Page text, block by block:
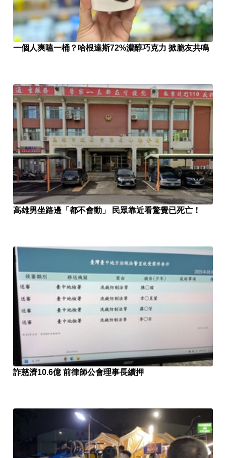
一個人爽嗑一桶？哈根達斯72%濃醇巧克力 掀脆友共鳴
高雄男坐路邊「都不會動」 民眾靠近看驚覺已死亡！
詐慈濟10.6億 前律師公會理事長續押